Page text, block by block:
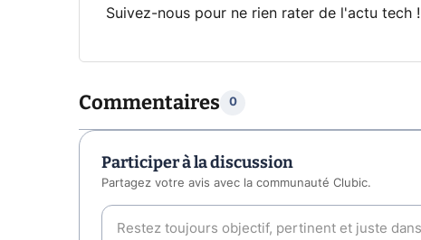
Suivez-nous pour ne rien rater de l'actu tech !
Commentaires 0
Participer à la discussion
Partagez votre avis avec la communauté Clubic.